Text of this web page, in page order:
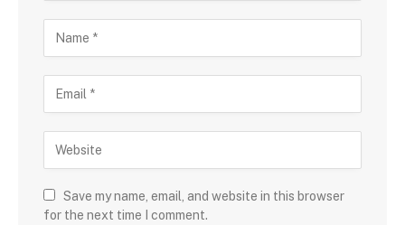
Save my name, email, and website in this browser
for the next time I comment.